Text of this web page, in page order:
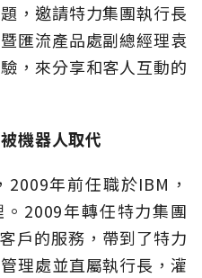
，邀請特力集團執行長
匯流產品處副總經理袁
，來分享和客人互動的
機器人取代
年前任職於IBM，
2009年轉任特力集團
戶的服務，帶到了特力
理處並直屬執行長，灌